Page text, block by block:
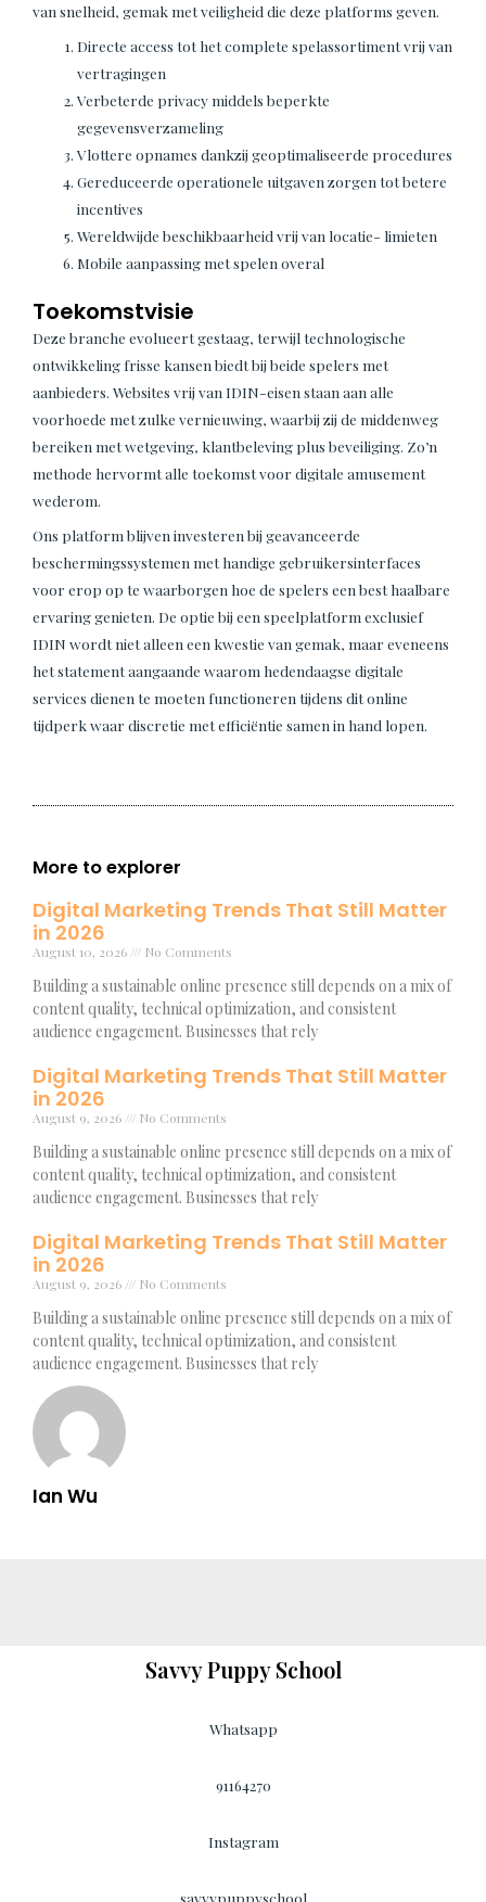
Ian Wu
van snelheid, gemak met veiligheid die deze platforms geven.
Directe access tot het complete spelassortiment vrij van
vertragingen
Verbeterde privacy middels beperkte
gegevensverzameling
Vlottere opnames dankzij geoptimaliseerde procedures
Gereduceerde operationele uitgaven zorgen tot betere
incentives
Wereldwijde beschikbaarheid vrij van locatie- limieten
Mobile aanpassing met spelen overal
Toekomstvisie
Deze branche evolueert gestaag, terwijl technologische
ontwikkeling frisse kansen biedt bij beide spelers met
aanbieders. Websites vrij van IDIN-eisen staan aan alle
voorhoede met zulke vernieuwing, waarbij zij de middenweg
bereiken met wetgeving, klantbeleving plus beveiliging. Zo’n
methode hervormt alle toekomst voor digitale amusement
wederom.
Ons platform blijven investeren bij geavanceerde
beschermingssystemen met handige gebruikersinterfaces
voor erop op te waarborgen hoe de spelers een best haalbare
ervaring genieten. De optie bij een speelplatform exclusief
IDIN wordt niet alleen een kwestie van gemak, maar eveneens
het statement aangaande waarom hedendaagse digitale
services dienen te moeten functioneren tijdens dit online
tijdperk waar discretie met efficiëntie samen in hand lopen.
More to explorer
Digital Marketing Trends That Still Matter
in 2026
August 10, 2026 No Comments
Building a sustainable online presence still depends on a mix of
content quality, technical optimization, and consistent
audience engagement. Businesses that rely
Digital Marketing Trends That Still Matter
in 2026
August 9, 2026 No Comments
Building a sustainable online presence still depends on a mix of
content quality, technical optimization, and consistent
audience engagement. Businesses that rely
Digital Marketing Trends That Still Matter
in 2026
August 9, 2026 No Comments
Building a sustainable online presence still depends on a mix of
content quality, technical optimization, and consistent
audience engagement. Businesses that rely
Savvy Puppy School
Whatsapp
91164270
Instagram
savvypuppyschool